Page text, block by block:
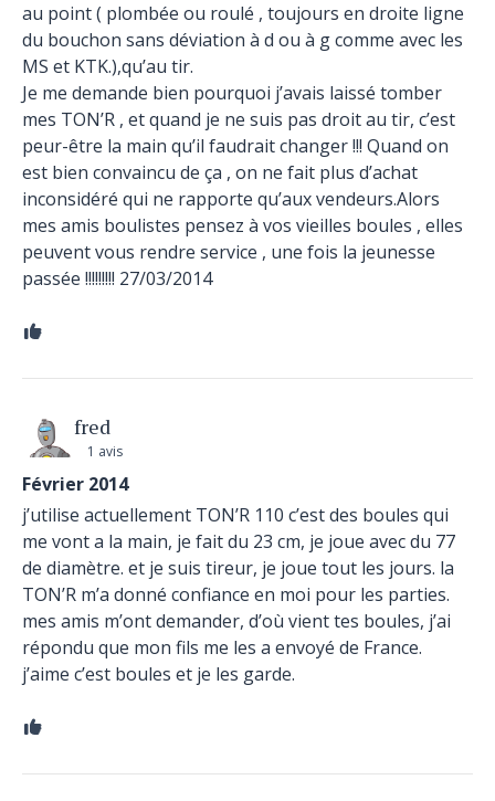
au point ( plombée ou roulé , toujours en droite ligne
du bouchon sans déviation à d ou à g comme avec les
MS et KTK.),qu’au tir.
Je me demande bien pourquoi j’avais laissé tomber
mes TON’R , et quand je ne suis pas droit au tir, c’est
peur-être la main qu’il faudrait changer !!! Quand on
est bien convaincu de ça , on ne fait plus d’achat
inconsidéré qui ne rapporte qu’aux vendeurs.Alors
mes amis boulistes pensez à vos vieilles boules , elles
peuvent vous rendre service , une fois la jeunesse
passée !!!!!!!!! 27/03/2014
fred
1 avis
Février 2014
j’utilise actuellement TON’R 110 c’est des boules qui
me vont a la main, je fait du 23 cm, je joue avec du 77
de diamètre. et je suis tireur, je joue tout les jours. la
TON’R m’a donné confiance en moi pour les parties.
mes amis m’ont demander, d’où vient tes boules, j’ai
répondu que mon fils me les a envoyé de France.
j’aime c’est boules et je les garde.